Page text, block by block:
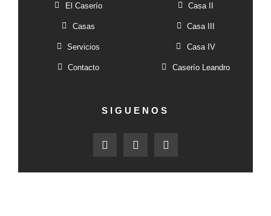
El Caserío
Casas
Servicios
Contacto
Casa II
Casa III
Casa IV
Caserío Leandro
SIGUENOS